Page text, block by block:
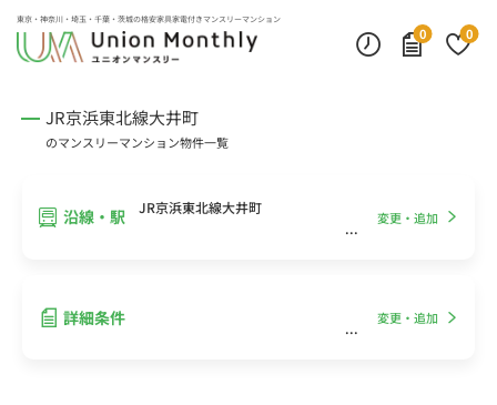
東京・神奈川・埼玉・千葉・茨城の格安家具家電付きマンスリーマンション
0
0
JR京浜東北線大井町
のマンスリーマンション物件一覧
沿線・駅 JR京浜東北線大井町
変更・追加
詳細条件 変更・追加